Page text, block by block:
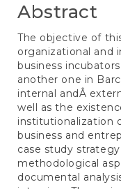
Abstract
The objective of
organizational and
business
another one in
internal andÂ
well as the
institutionalization
business and
case study
methodological
documental